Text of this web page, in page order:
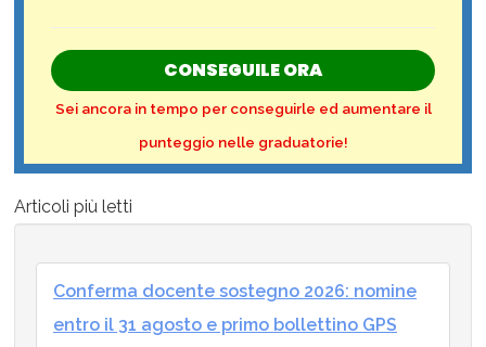
CONSEGUILE ORA
Sei ancora in tempo per conseguirle ed aumentare il
punteggio nelle graduatorie!
Articoli più letti
Conferma docente sostegno 2026: nomine
entro il 31 agosto e primo bollettino GPS